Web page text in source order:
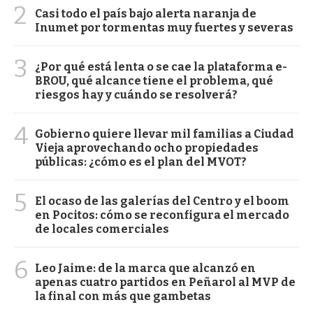
2
Casi todo el país bajo alerta naranja de
Inumet por tormentas muy fuertes y severas
3
¿Por qué está lenta o se cae la plataforma e-
BROU, qué alcance tiene el problema, qué
riesgos hay y cuándo se resolverá?
4 Gobierno quiere llevar mil familias a Ciudad
Vieja aprovechando ocho propiedades
públicas: ¿cómo es el plan del MVOT?
5
El ocaso de las galerías del Centro y el boom
en Pocitos: cómo se reconfigura el mercado
de locales comerciales
6
Leo Jaime: de la marca que alcanzó en
apenas cuatro partidos en Peñarol al MVP de
la final con más que gambetas